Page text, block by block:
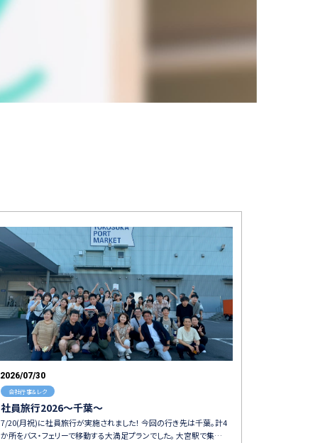
2026/07/30
会社行事＆レク
社員旅行2026～千葉～
7/20(月祝)に社員旅行が実施されました！ 今回の行き先は千葉。計4
か所をバス・フェリーで移動する大満足プランでした。 大宮駅で集…